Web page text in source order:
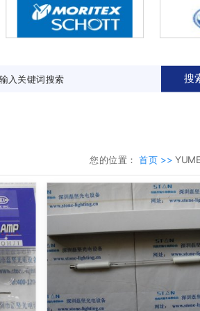
搜
您的位置：首页 >>